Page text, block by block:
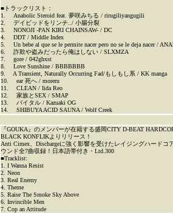
■トラックリスト：
1. Anabolic Steroid feat. 夢咲みちる / rirugiliyangugili
2. デイビッドをリンチ../ 小腸分裂
3. NONOJI -PAN KIRI CHAINSAW- / DC
4. DDT / Middle Index
5. Un bebe al que se le permite nacer pero no se le deja nacer /
6. 詐欺や盗みだったら俺はしない / SLXMZA
7. gore / 042ghxst
8. Love Sunshine / BBBBBBB
9. A Transient, Naturally Occurring Fad/もしもし系 / KK manga
10. ear 死へ / moreru
11. CLEAN / Iida Reo
12. 家族とSEX / SMAP
13. バイタル / Kazuaki OG
14. SHIBUYA ACID SAUNA / Wolf Creek
『GOUKA』のメンバーが在籍する盛岡CITY D-BEAT
BLACK KONFLIKよりリリース！
Anti Cimex、Dischargeに強く影響を受けたレイジングハードコ
ウンド全7曲収録！日本語帯付き・Ltd.300
■Tracklist:
1. I Wanna Resist
2. Neon
3. Real Enemy
4. Theme
5. Raise The Smoke Sky Above
6. Invincible Men
7. Cop an Attitude